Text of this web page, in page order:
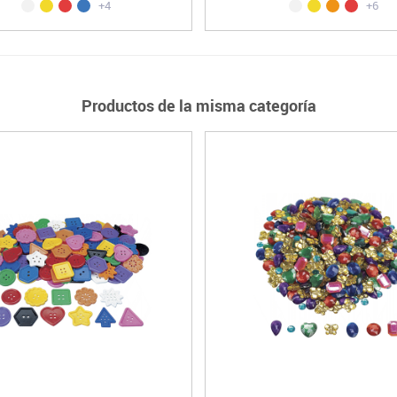
+4 +6
Productos de la misma categoría